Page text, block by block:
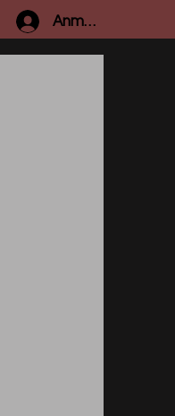
Anmelden